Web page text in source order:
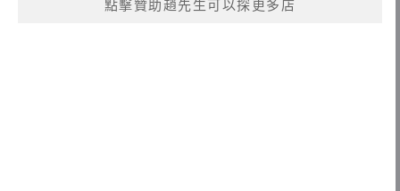
點擊贊助趙先生可以探更多店